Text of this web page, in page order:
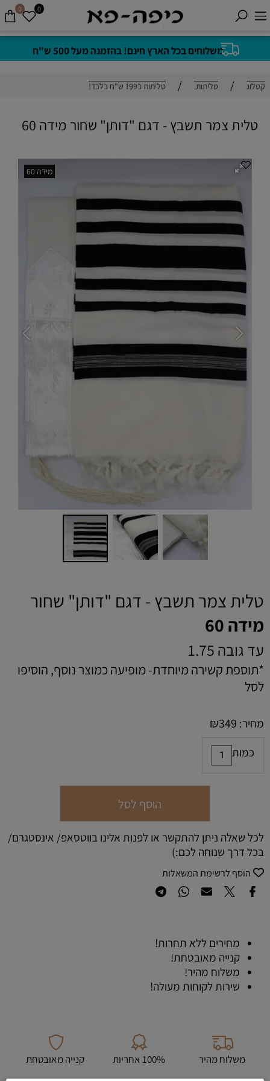
משלוחים בכל הארץ חינם! בהזמנה מעל 500 ש"ח
0 0
קטלוג / טליתות. / טליתות ב199 ש"ח בלבד!
טלית צמר תשבץ - דגם "דותן" שחור מידה 60
מידה 60
טלית צמר תשבץ - דגם "דותן" שחור
מידה 60
עד גובה 1.75
*תוספת קשירה מיוחדת- מופיעה כמוצר נוסף, הוסיפו
לסל
מחיר: ₪349
כמות
הוסף לסל
לכל שאלה ניתן להתקשר או לפנות אלינו בווטסאפ/ אינסטגרם/
בכל דרך שנוחה לכם:)
הוסף לרשימת המשאלות
מחירים ללא תחרות!
קנייה מאובטחת!
משלוח מהיר!
שירות לקוחות מעולה!
משלוח מהיר 100% אחריות קנייה מאובטחת